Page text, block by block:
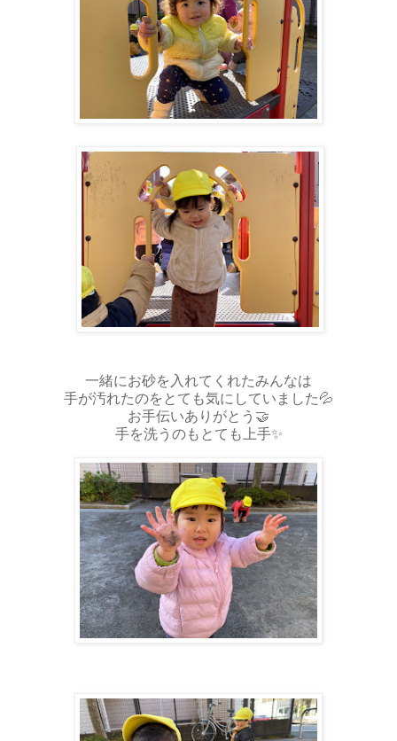
一緒にお砂を入れてくれたみんなは
手が汚れたのをとても気にしていました💦
お手伝いありがとう🤝
手を洗うのもとても上手✨️